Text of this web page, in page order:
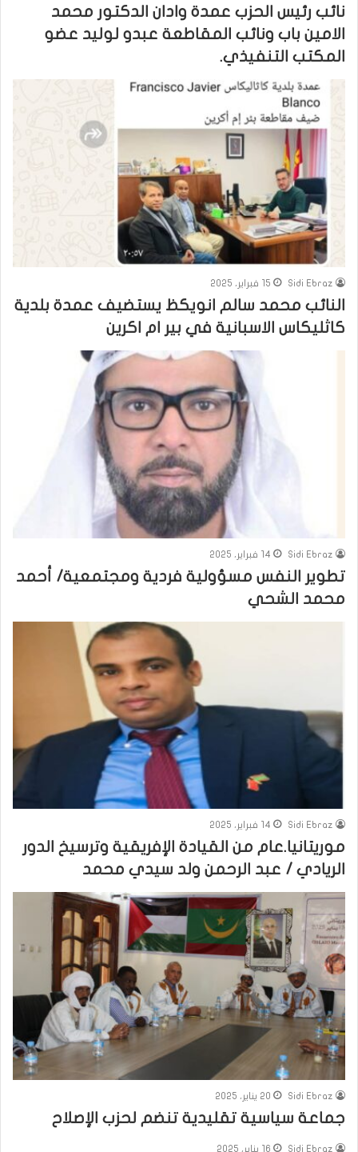
نائب رئيس الحزب عمدة وادان الدكتور محمد
الامين باب ونائب المقاطعة عبدو لوليد عضو
المكتب التنفيذي.
Sidi Ebraz 15 فبراير، 2025
النائب محمد سالم انويكظ يستضيف عمدة بلدية
كاثليكاس الاسبانية في بير ام اكرين
Sidi Ebraz 14 فبراير، 2025
تطوير النفس مسؤولية فردية ومجتمعية/ أحمد
محمد الشحي
Sidi Ebraz 14 فبراير، 2025
موريتانيا.عام من القيادة الإفريقية وترسيخ الدور
الريادي / عبد الرحمن ولد سيدي محمد
Sidi Ebraz 20 يناير، 2025
جماعة سياسية تقليدية تنضم لحزب الإصلاح
Sidi Ebraz 16 يناير، 2025